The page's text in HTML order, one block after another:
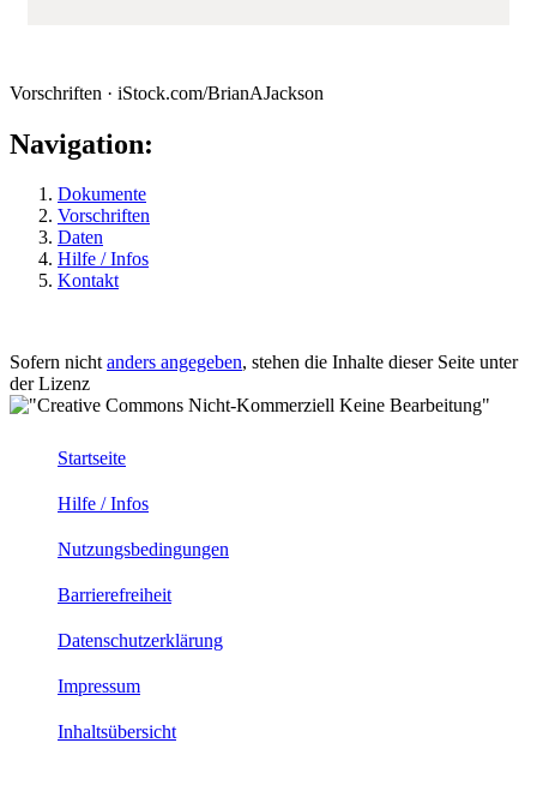
Vorschriften · iStock.com/BrianAJackson
Navigation:
Dokumente
Vorschriften
Daten
Hilfe / Infos
Kontakt
Sofern nichtanders angegeben, stehen die Inhalte dieser Seite unter
der Lizenz
Startseite
Hilfe / Infos
Nutzungsbedingungen
Barrierefreiheit
Datenschutzerklärung
Impressum
Inhaltsübersicht